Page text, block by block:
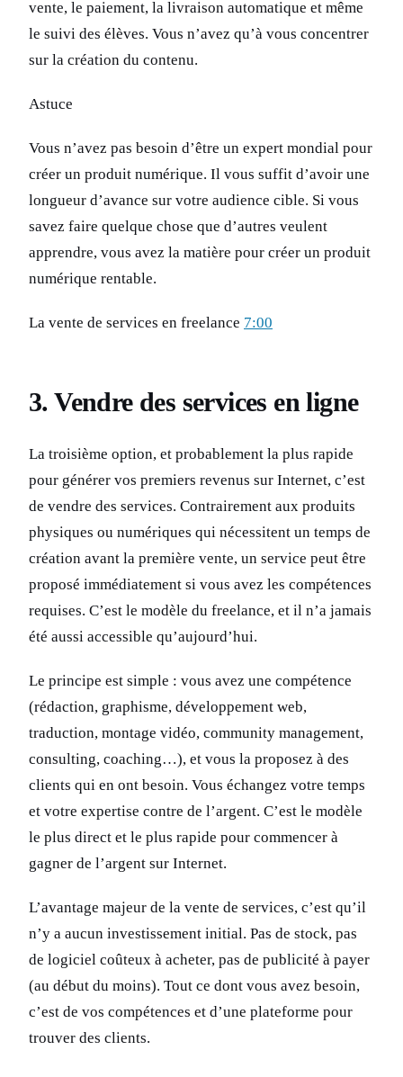
vente, le paiement, la livraison automatique et même
le suivi des élèves. Vous n’avez qu’à vous concentrer
sur la création du contenu.
Astuce
Vous n’avez pas besoin d’être un expert mondial pour
créer un produit numérique. Il vous suffit d’avoir une
longueur d’avance sur votre audience cible. Si vous
savez faire quelque chose que d’autres veulent
apprendre, vous avez la matière pour créer un produit
numérique rentable.
La vente de services en freelance 7:00
3. Vendre des services en ligne
La troisième option, et probablement la plus rapide
pour générer vos premiers revenus sur Internet, c’est
de vendre des services. Contrairement aux produits
physiques ou numériques qui nécessitent un temps de
création avant la première vente, un service peut être
proposé immédiatement si vous avez les compétences
requises. C’est le modèle du freelance, et il n’a jamais
été aussi accessible qu’aujourd’hui.
Le principe est simple : vous avez une compétence
(rédaction, graphisme, développement web,
traduction, montage vidéo, community management,
consulting, coaching…), et vous la proposez à des
clients qui en ont besoin. Vous échangez votre temps
et votre expertise contre de l’argent. C’est le modèle
le plus direct et le plus rapide pour commencer à
gagner de l’argent sur Internet.
L’avantage majeur de la vente de services, c’est qu’il
n’y a aucun investissement initial. Pas de stock, pas
de logiciel coûteux à acheter, pas de publicité à payer
(au début du moins). Tout ce dont vous avez besoin,
c’est de vos compétences et d’une plateforme pour
trouver des clients.